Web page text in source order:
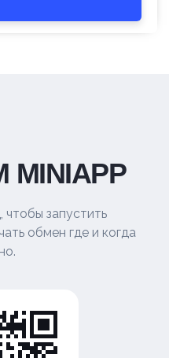
MINIAPP
чтобы запустить
обмен где и когда